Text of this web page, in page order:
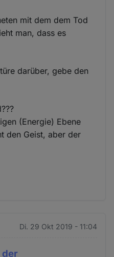
mit dem dem Tod
man, dass es
darüber, gebe den
(Energie) Ebene
den Geist, aber der
Di. 29 Okt 2019 - 11:04
der